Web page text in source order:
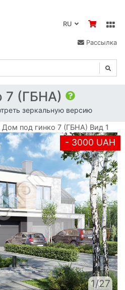
Рассылка
7 (ГБНА)
зеркальную версию
Дом под гинко 7 (ГБНА) Вид 1
- 3000 UAH
1/27